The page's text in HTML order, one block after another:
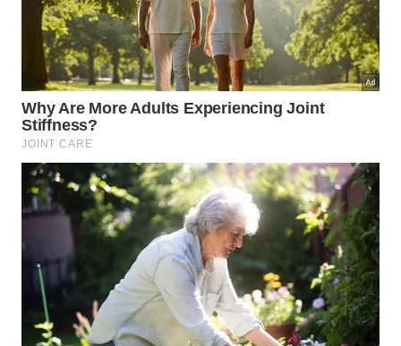
fermentado rico em probióticos que melhoram a
saúde intestinal, refletindo diretamente na
luminosidade e limpeza da pele
Algas:consumidas em sopas e
acompanhamentos, são ricas em minerais e
antioxidantes que combatem o envelhecimento
Peixe e frutos do mar:fontes de ômega-3 que
mantêm a pele hidratada e reduzem inflamações
responsáveis por acne e vermelhidão
Batata-doce roxa:popular na culináriacoreana
como lanche e sobremesa, é carregada de
antocianinas, pigmentos com poder antioxidante
superior ao da vitamina C
Chá de cevada:consumido gelado no lugar de